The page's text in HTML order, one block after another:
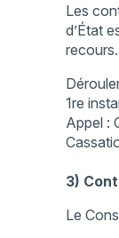
Les
d’État
recours.
1re
Appel :
3)
Le